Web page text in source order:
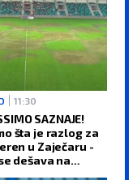
11:30
SAZNAJE!
šta je razlog za
u Zaječaru -
dešava na